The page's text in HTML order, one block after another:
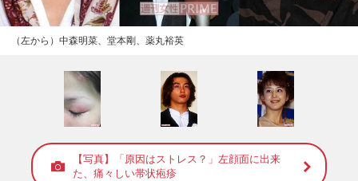
（左から）中森明菜、堂本剛、薬丸裕英
【写真】「原因はストレス？」左顔面に出来
た、痛々しい帯状疱疹